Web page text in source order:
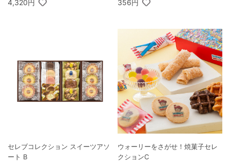
4,320円 356円
セレブコレクション スイーツアソ
ート B
ウォーリーをさがせ！焼菓子セレ
クションC